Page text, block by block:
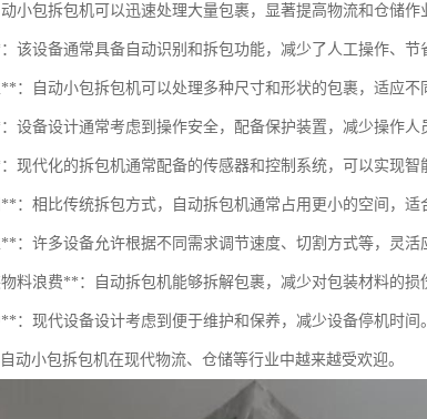
小包拆包机可以迅速处理大量包裹，显著提高物流和仓储作
该设备通常具备自动识别和拆包功能，减少了人工操作、节
：自动小包拆包机可以处理多种尺寸和形状的包裹，适应不
设备设计通常考虑到操作安全，配备保护装置，减少操作人
现代化的拆包机通常配备的传感器和控制系统，可以实现智
：相比传统拆包方式，自动拆包机通常占用更小的空间，适
：许多设备允许根据不同需求调节速度、切割方式等，灵活
料浪费**：自动拆包机能够拆解包裹，减少对包装材料的损
：现代设备设计考虑到便于维护和保养，减少设备停机时间。
动小包拆包机在现代物流、仓储等行业中越来越受欢迎。